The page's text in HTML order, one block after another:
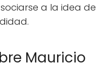
a la idea de
Mauricio